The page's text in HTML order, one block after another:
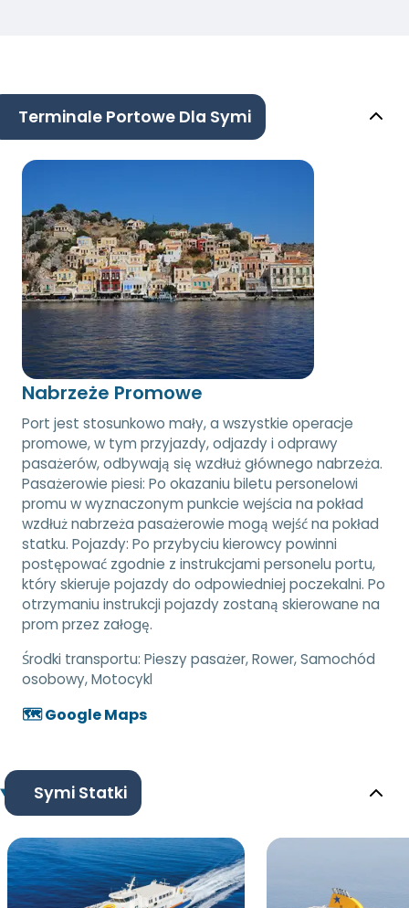
Terminale Portowe Dla Symi
Nabrzeże Promowe
Port jest stosunkowo mały, a wszystkie operacje
promowe, w tym przyjazdy, odjazdy i odprawy
pasażerów, odbywają się wzdłuż głównego nabrzeża.
Pasażerowie piesi: Po okazaniu biletu personelowi
promu w wyznaczonym punkcie wejścia na pokład
wzdłuż nabrzeża pasażerowie mogą wejść na pokład
statku. Pojazdy: Po przybyciu kierowcy powinni
postępować zgodnie z instrukcjami personelu portu,
który skieruje pojazdy do odpowiedniej poczekalni. Po
otrzymaniu instrukcji pojazdy zostaną skierowane na
prom przez załogę.
Środki transportu: Pieszy pasażer, Rower, Samochód
osobowy, Motocykl
🗺️ Google Maps
Symi Statki